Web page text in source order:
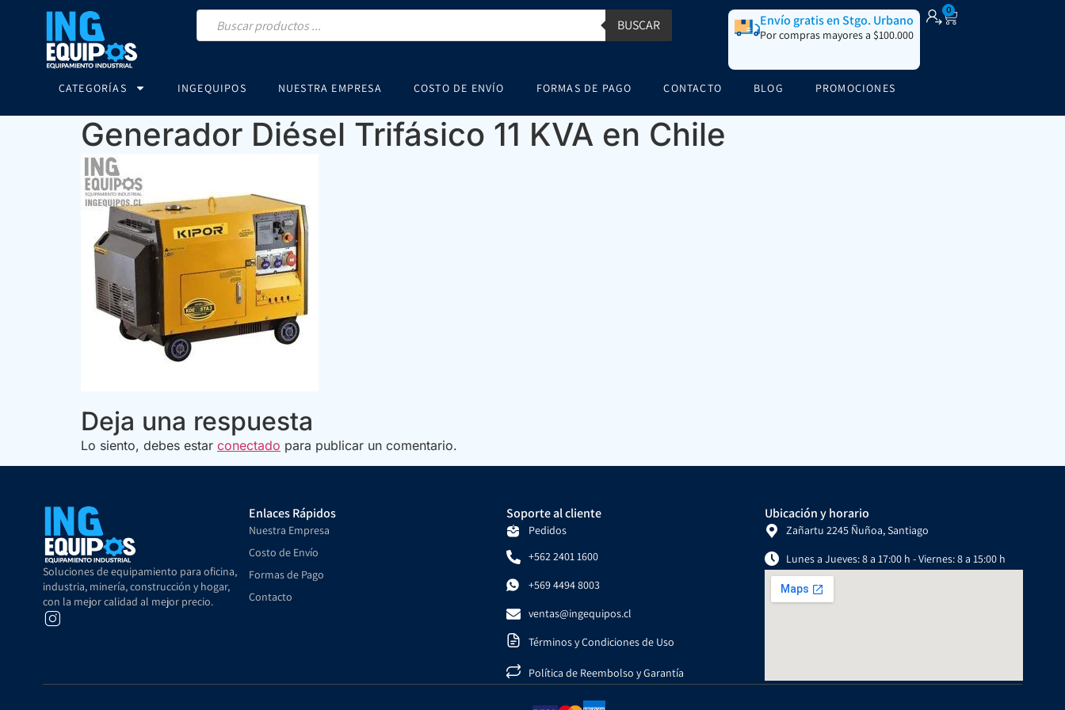
BUSCAR Envío gratis en Stgo. Urbano
Por compras mayores a $100.000
0
CATEGORÍAS INGEQUIPOS NUESTRA EMPRESA COSTO DE ENVÍO FORMAS DE PAGO CONTACTO BLOG PROMOCIONES
Generador Diésel Trifásico 11 KVA en Chile
Deja una respuesta
Lo siento, debes estar conectado para publicar un comentario.
Soluciones de equipamiento para oficina,
industria, minería, construcción y hogar,
con la mejor calidad al mejor precio.
Enlaces Rápidos
Nuestra Empresa
Costo de Envío
Formas de Pago
Contacto
Soporte al cliente
Pedidos
+562 2401 1600
+569 4494 8003
ventas@ingequipos.cl
Términos y Condiciones de Uso
Política de Reembolso y Garantía
Ubicación y horario
Zañartu 2245 Ñuñoa, Santiago
Lunes a Jueves: 8 a 17:00 h - Viernes: 8 a 15:00 h